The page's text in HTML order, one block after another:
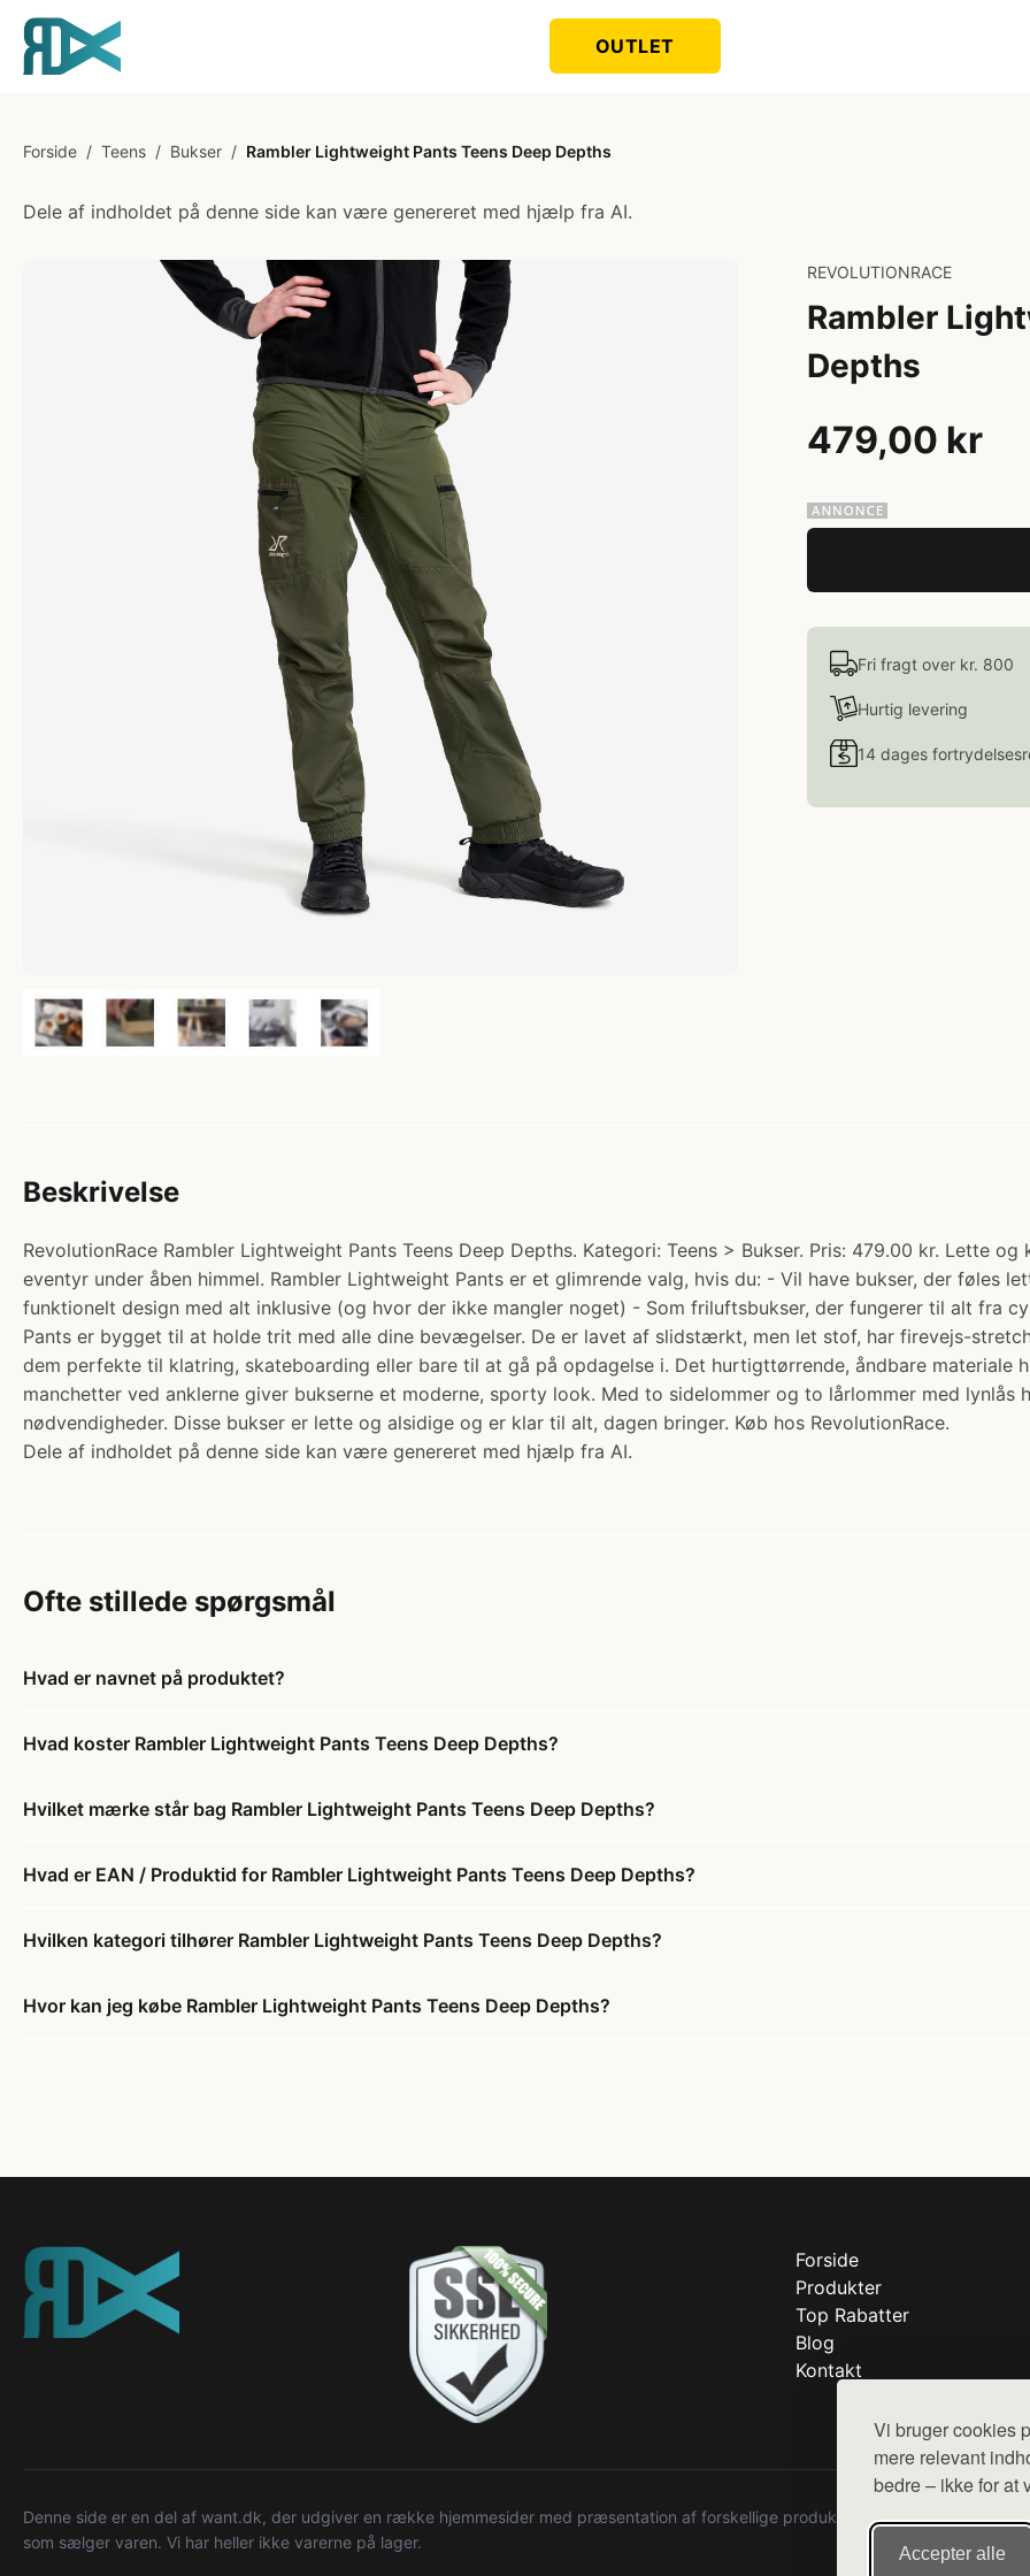
Vi bruger cookies
mere relevant
bedre – ikke for at
Accepter alle
OUTLET
Forside / Teens / Bukser / Rambler Lightweight Pants Teens Deep Depths
Dele af indholdet på denne side kan være genereret med hjælp fra AI.
REVOLUTIONRACE
Rambler
Depths
479,00 kr
Fri fragt over kr. 800
Hurtig levering
14 dages
Beskrivelse
RevolutionRace Rambler Lightweight Pants Teens Deep Depths. Kategori: Teens > Bukser. Pris: 479.00 kr. Lette
eventyr under åben himmel. Rambler Lightweight Pants er et glimrende valg, hvis du: - Vil have bukser, der føles
funktionelt design med alt inklusive (og hvor der ikke mangler noget) - Som friluftsbukser, der fungerer til alt fra
Pants er bygget til at holde trit med alle dine bevægelser. De er lavet af slidstærkt, men let stof, har firevejs-
dem perfekte til klatring, skateboarding eller bare til at gå på opdagelse i. Det hurtigttørrende, åndbare materiale
manchetter ved anklerne giver bukserne et moderne, sporty look. Med to sidelommer og to lårlommer med lynlås
nødvendigheder. Disse bukser er lette og alsidige og er klar til alt, dagen bringer. Køb hos RevolutionRace.
Dele af indholdet på denne side kan være genereret med hjælp fra AI.
Ofte stillede spørgsmål
Hvad er navnet på produktet?
Hvad koster Rambler Lightweight Pants Teens Deep Depths?
Hvilket mærke står bag Rambler Lightweight Pants Teens Deep Depths?
Hvad er EAN / Produktid for Rambler Lightweight Pants Teens Deep Depths?
Hvilken kategori tilhører Rambler Lightweight Pants Teens Deep Depths?
Hvor kan jeg købe Rambler Lightweight Pants Teens Deep Depths?
Forside
Produkter
Top Rabatter
Blog
Kontakt
Denne side er en del af want.dk, der udgiver en række hjemmesider med præsentation af forskellige produkter fra diverse
som sælger varen. Vi har heller ikke varerne på lager.